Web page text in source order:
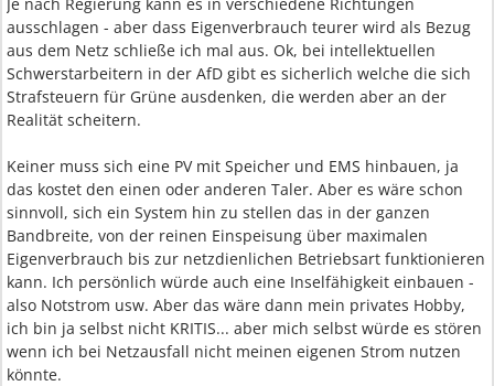
ausschlagen - aber dass Eigenverbrauch teurer wird als Bezug
aus dem Netz schließe ich mal aus. Ok, bei intellektuellen
Schwerstarbeitern in der AfD gibt es sicherlich welche die sich
Strafsteuern für Grüne ausdenken, die werden aber an der
Realität scheitern.
Keiner muss sich eine PV mit Speicher und EMS hinbauen, ja
das kostet den einen oder anderen Taler. Aber es wäre schon
sinnvoll, sich ein System hin zu stellen das in der ganzen
Bandbreite, von der reinen Einspeisung über maximalen
Eigenverbrauch bis zur netzdienlichen Betriebsart funktionieren
kann. Ich persönlich würde auch eine Inselfähigkeit einbauen -
also Notstrom usw. Aber das wäre dann mein privates Hobby,
ich bin ja selbst nicht KRITIS... aber mich selbst würde es stören
wenn ich bei Netzausfall nicht meinen eigenen Strom nutzen
könnte.